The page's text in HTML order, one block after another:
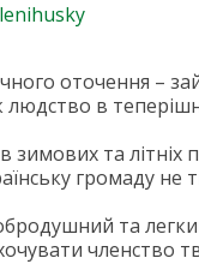
оточення –
людство в
зимових та
громаду не
та
членство